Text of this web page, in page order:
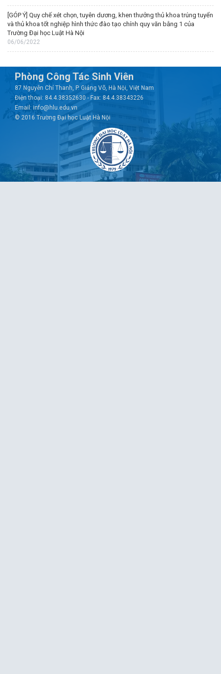
[GÓP Ý] Quy chế xét chọn, tuyên dương, khen thưởng thủ khoa trúng tuyển
và thủ khoa tốt nghiệp hình thức đào tạo chính quy văn bằng 1 của
Trường Đại học Luật Hà Nội
06/06/2022
Phòng Công Tác Sinh Viên
87 Nguyễn Chí Thanh, P. Giảng Võ, Hà Nội, Việt Nam
Điện thoại: 84.4.38352630 - Fax: 84.4.38343226
Email: info@hlu.edu.vn
© 2016 Trường Đại học Luật Hà Nội